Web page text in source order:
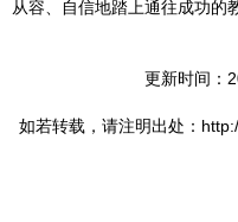
从容、自信地踏上通往成功的
更新时间：
如若转载，请注明出处：